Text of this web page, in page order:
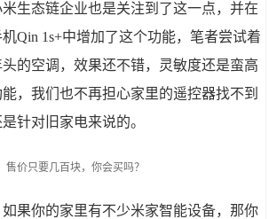
生态链企业也是关注到了这一点，并在
Qin 1s+中增加了这个功能，笔者尝试着
的空调，效果还不错，灵敏度还是蛮高
，我们也不再担心家里的遥控器找不到
针对旧家电来说的。
果你的家里有不少米家智能设备，那你